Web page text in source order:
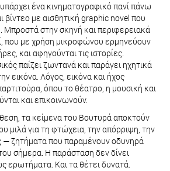
ένα κινηματογραφικό πανί πάνω
βίντεο με αισθητική graphic novel που
Μπροστά στην σκηνή και περιφερειακά
που με χρήση μικροφώνου ερμηνεύουν
και αφηγούνται τις ιστορίες.
παίζει ζωντανά και παράγει ηχητικά
εικόνα. Λόγος, εικόνα και ήχος
όπου το θέατρο, η μουσική και
και επικοινωνούν.
τα κείμενα του Βουτυρά αποκτούν
μιλά για τη φτώχεια, την απόρριψη, την
— ζητήματα που παραμένουν οδυνηρά
σήμερα. Η παράσταση δεν δίνει
ερωτήματα. Και τα θέτει δυνατά.